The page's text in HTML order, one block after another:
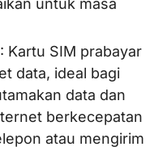
untuk masa
Kartu SIM prabayar
data, ideal bagi
data dan
berkecepatan
atau mengirim